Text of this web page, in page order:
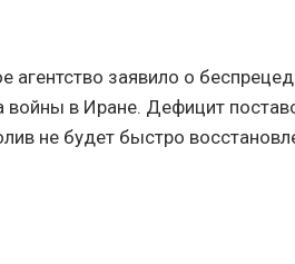
агентство заявило о
войны в Иране. Дефицит
не будет быстро